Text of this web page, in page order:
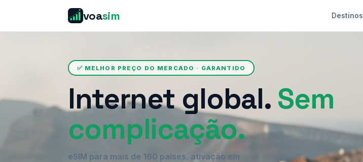
voasim Destinos
✅ MELHOR PREÇO DO MERCADO · GARANTIDO
Internet global. Sem
complicação.
eSIM para mais de 160 países, ativação em